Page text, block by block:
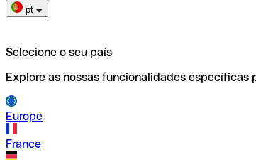
pt
Selecione o seu país
Explore as nossas funcionalidades específicas
Europe
France